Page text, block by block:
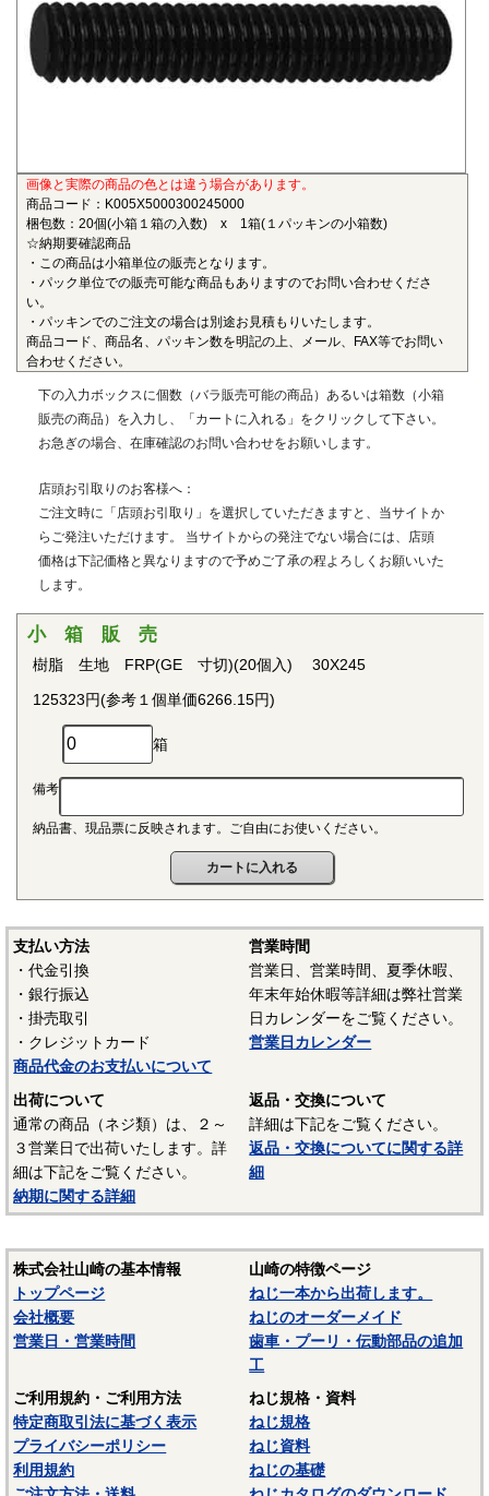
す。優れた耐熱性を有し、高温度雰囲気中で長時間使用して
も物性劣化はほとんどありません。また、耐薬品性、機械的
特性、電気的特性、および寸法安定性にも優れ、電気・電子
部品、自動車部品、化学機械部品などに用いられています。
ポリアミドMXD6をベースポリマーとし、ガラス繊維50%で
強化した結晶性のエンジニアリングプラスチックです。エン
プラの中で最も大きい強度・弾性率を有し、耐油性や耐熱性
にも優れることから、金属の代替材料として自動車等輸送機
部品、一般機械、精密機械部品、電気・電子機器部品、土木
建築用部材などの用いられています。
■ポリエーテルエーテルケトン(PEEK)
半結晶性の最高級性能を有するスーパーエンジニアリング
プラスチックです。エンプラのなかでも最高レベルの耐薬品
す。また、耐熱性、耐摩耗性、耐燃性、耐加水分解性にも優
れ、OA機器分野、自動車分野、ICウェハキャリア、LCD製造
用治具などで用いられています。PEEKはVictrex plcの日本に
おける登録商標です。
■ポリプロピレン(PP)
〇連続使用温度115℃（UL認定温度）〇燃焼性UL94 V-2
結晶性の代表的な汎用プラスチックです。比重が0.9と汎用
プラスチックのなかでも最も軽く、耐薬品性、耐加水分解
性、電気的特性にも優れ、応用範囲の広いプラスチックとし
て幅広い分野で用いられています。
結晶性のエンジニアリングプラスチックです。バランスの
取れた機械的性質を有し、かつ優れた耐疲労性で、耐クリー
プ性、摩擦摩耗特性、耐薬品性を備えていることから、金属
おいて広く用いられています。
■ポリアミド（ナイロン、PA）
〇連続使用温度PA6-65℃/PA66-75℃（UL認定温度）〇燃焼性
UL94 V-2
結晶性のエンジニアリングプラスチックです。強靭な材料
で摩擦係数が小さく、しかも耐摩耗性で、自己潤滑性に優れ
ています。耐油性、耐薬品性もよいので機械材料に最適な材
料でありますが、吸湿性が高いので設計上配慮しなければな
らないという問題点もあります。
■ポリスライダー
優れたポリアミドの性質を活かし組成中に黒鉛粒子を均一
に分散させ、浮遊状態にある黒鉛粒子をテープの表面に偏平
状の黒鉛層となるよう製造されたものです。面圧によるクリ
ープ変形はほとんどなく、耐クリープ性、摩擦・摩耗性に優
れておりスラストワッシャーとして各種構造用機器部品に用
いられています。
（以上はサンコーインダストリー様資料抜粋）
表面処理：生地
表面処理を施していない、素材そのままの状態です。鉄の
画像と実際の商品の色とは違う場合があります。
商品コード：K005X5000300245000
梱包数：20個(小箱１箱の入数) x 1箱(１パッキンの小箱数)
☆納期要確認商品
・この商品は小箱単位の販売となります。
・パック単位での販売可能な商品もありますのでお問い合わせくださ
い。
・パッキンでのご注文の場合は別途お見積もりいたします。
商品コード、商品名、パッキン数を明記の上、メール、FAX等でお問い
合わせください。
下の入力ボックスに個数（バラ販売可能の商品）あるいは箱数（小箱
販売の商品）を入力し、「カートに入れる」をクリックして下さい。
お急ぎの場合、在庫確認のお問い合わせをお願いします。
店頭お引取りのお客様へ：
ご注文時に「店頭お引取り」を選択していただきますと、当サイトか
らご発注いただけます。 当サイトからの発注でない場合には、店頭
価格は下記価格と異なりますので予めご了承の程よろしくお願いいた
します。
小 箱 販 売
樹脂 生地 FRP(GE 寸切)(20個入) 30X245
125323円(参考１個単価6266.15円)
箱
備考
納品書、現品票に反映されます。ご自由にお使いください。
支払い方法
・代金引換
・銀行振込
・掛売取引
・クレジットカード
商品代金のお支払いについて
営業時間
営業日、営業時間、夏季休暇、
年末年始休暇等詳細は弊社営業
日カレンダーをご覧ください。
営業日カレンダー
出荷について
通常の商品（ネジ類）は、２～
３営業日で出荷いたします。詳
細は下記をご覧ください。
納期に関する詳細
返品・交換について
詳細は下記をご覧ください。
返品・交換についてに関する詳
細
株式会社山崎の基本情報
トップページ
会社概要
営業日・営業時間
山崎の特徴ページ
ねじ一本から出荷します。
ねじのオーダーメイド
歯車・プーリ・伝動部品の追加
工
ご利用規約・ご利用方法
特定商取引法に基づく表示
プライバシーポリシー
利用規約
ねじ規格・資料
ねじ規格
ねじ資料
ねじの基礎